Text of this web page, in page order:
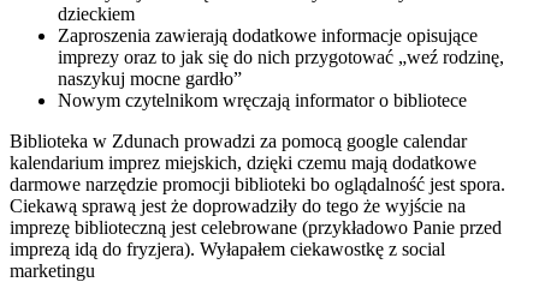
dzieckiem
Zaproszenia zawierają dodatkowe informacje opisujące
imprezy oraz to jak się do nich przygotować „weź rodzinę,
naszykuj mocne gardło”
Nowym czytelnikom wręczają informator o bibliotece
Biblioteka w Zdunach prowadzi za pomocą google calendar
kalendarium imprez miejskich, dzięki czemu mają dodatkowe
darmowe narzędzie promocji biblioteki bo oglądalność jest spora.
Ciekawą sprawą jest że doprowadziły do tego że wyjście na
imprezę biblioteczną jest celebrowane (przykładowo Panie przed
imprezą idą do fryzjera). Wyłapałem ciekawostkę z social
marketingu